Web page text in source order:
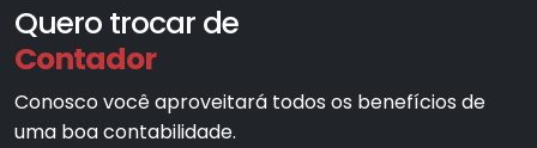
Quero trocar de
Contador
Conosco você aproveitará todos os benefícios de
uma boa contabilidade.